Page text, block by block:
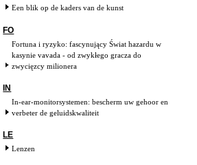
Een blik op de kaders van de kunst
FO
Fortuna i ryzyko: fascynujący Świat hazardu w
kasynie vavada - od zwykłego gracza do
zwycięzcy milionera
IN
In-ear-monitorsystemen: bescherm uw gehoor en
verbeter de geluidskwaliteit
LE
Lenzen